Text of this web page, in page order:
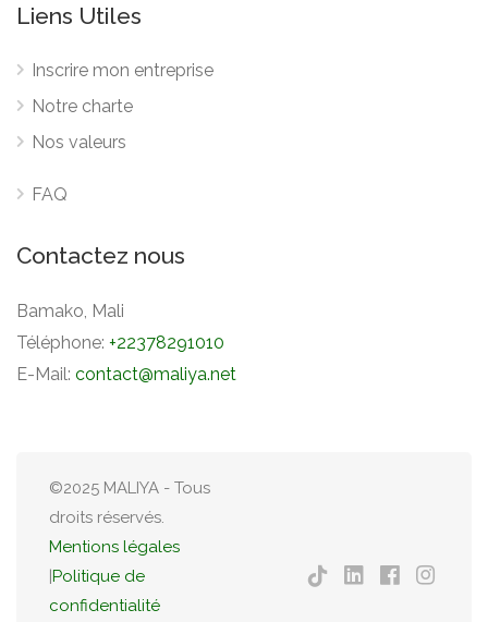
Liens Utiles
Inscrire mon entreprise
Notre charte
Nos valeurs
FAQ
Contactez nous
Bamako, Mali
Téléphone: +22378291010
E-Mail: contact@maliya.net
©2025 MALIYA - Tous
droits réservés.
Mentions légales
|Politique de
confidentialité